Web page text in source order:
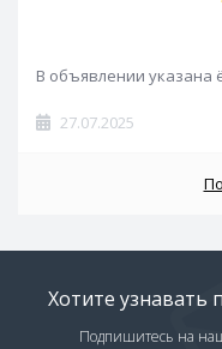
В объявлении указана
27.07.2025
Хотите узнавать
Подпишитесь на